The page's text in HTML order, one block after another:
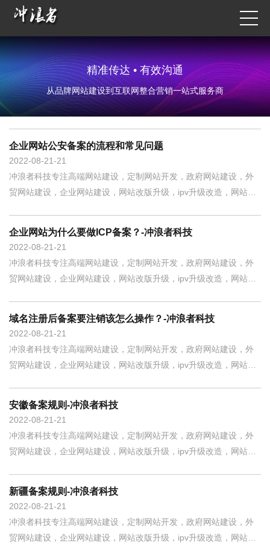
精准传达 • 有效沟通
从品牌网站建设到互联网整合营销一站式服务商
21
2022-08-21
企业网站公安备案的流程和常见问题
冲浪者科技专注高端网站建设，定制网站开发，政府网站建设，外
贸网站建设，企业网站建设，网站改版升级，ipv升级改造，网站制
备案。公安局备案由地方公安机关制定地点和方式
21
2022-08-21
企业网站为什么要做ICP备案？-冲浪者科技
冲浪者科技专注高端网站建设，定制网站开发，政府网站建设，外
贸网站建设，企业网站建设，网站改版升级，ipv升级改造，网站制
的人会碰到备案的难题，网站为何
21
2022-08-21
域名注册后备案要注销该怎么操作？-冲浪者科技
冲浪者科技专注高端网站建设，定制网站开发，政府网站建设，外
贸网站建设，企业网站建设，网站改版升级，ipv升级改造，网站制
么办之类的。但却很少人去搭理域
21
2022-08-21
安徽备案规则-冲浪者科技
冲浪者科技专注高端网站建设，定制网站开发，政府网站建设，外
贸网站建设，企业网站建设，网站改版升级，ipv升级改造，网站制
21
2022-08-21
新疆备案规则-冲浪者科技
冲浪者科技专注高端网站建设，定制网站开发，政府网站建设，外
贸网站建设，企业网站建设，网站改版升级，ipv升级改造，网站制